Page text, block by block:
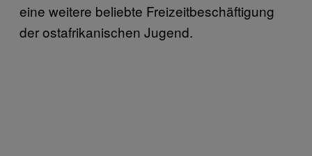
eine weitere beliebte Freizeitbeschäftigung
der ostafrikanischen Jugend.